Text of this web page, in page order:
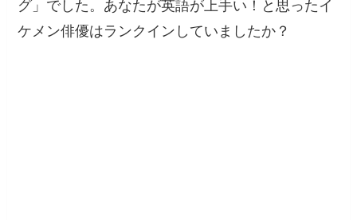
ケメン俳優はランクインしていましたか？